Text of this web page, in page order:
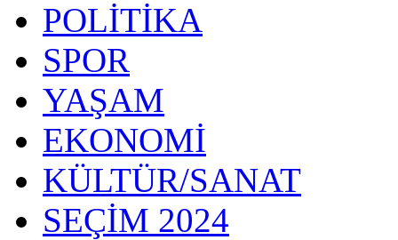
POLİTİKA
SPOR
YAŞAM
EKONOMİ
KÜLTÜR/SANAT
SEÇİM 2024